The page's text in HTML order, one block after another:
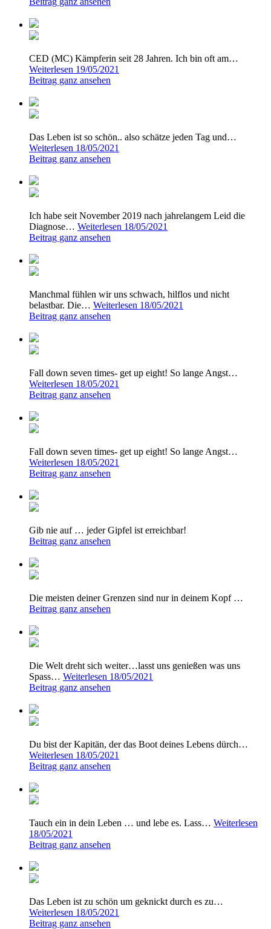
CED (MC) Kämpferin seit 28 Jahren. Ich bin oft am…
Weiterlesen 19/05/2021
Beitrag ganz ansehen
Das Leben ist so schön.. also schätze jeden Tag und…
Weiterlesen 18/05/2021
Beitrag ganz ansehen
Ich habe seit November 2019 nach jahrelangem Leid die
Diagnose… Weiterlesen 18/05/2021
Beitrag ganz ansehen
Manchmal fühlen wir uns schwach, hilflos und nicht
belastbar. Die… Weiterlesen 18/05/2021
Beitrag ganz ansehen
Fall down seven times- get up eight! So lange Angst…
Weiterlesen 18/05/2021
Beitrag ganz ansehen
Fall down seven times- get up eight! So lange Angst…
Weiterlesen 18/05/2021
Beitrag ganz ansehen
Gib nie auf … jeder Gipfel ist erreichbar!
Beitrag ganz ansehen
Die meisten deiner Grenzen sind nur in deinem Kopf …
Beitrag ganz ansehen
Die Welt dreht sich weiter…lasst uns genießen was uns
Spass… Weiterlesen 18/05/2021
Beitrag ganz ansehen
Du bist der Kapitän, der das Boot deines Lebens dürch…
Weiterlesen 18/05/2021
Beitrag ganz ansehen
Tauch ein in dein Leben … und lebe es. Lass… Weiterlesen
18/05/2021
Beitrag ganz ansehen
Das Leben ist zu schön um geknickt durch es zu…
Weiterlesen 18/05/2021
Beitrag ganz ansehen